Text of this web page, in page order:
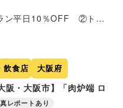
選べる特典①ドッグラン平日10％OFF ②トリミングコースご利用のお客様限定！選べるオプションメニューサービス
飲食店 大阪府
阪・大阪市】「肉炉端 ロ
レポートあり